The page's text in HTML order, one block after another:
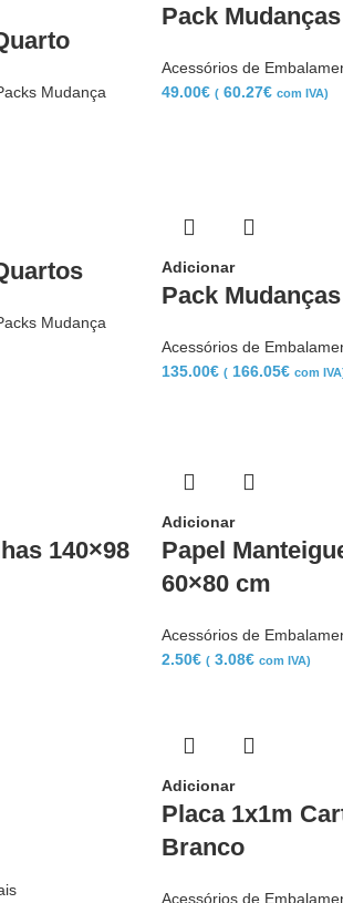
Mudança
Pack
Acessórios de
49.00€ ( 60.27€ com IVA)
Mudança
Adicionar
Pack
Acessórios de
135.00€ ( 166.05€ com
140×98
Adicionar
Papel
60×80 cm
Acessórios de
2.50€ ( 3.08€ com IVA)
Adicionar
Placa 1x1m
Branco
Acessórios de